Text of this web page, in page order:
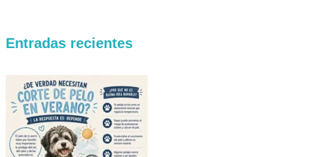
Entradas recientes